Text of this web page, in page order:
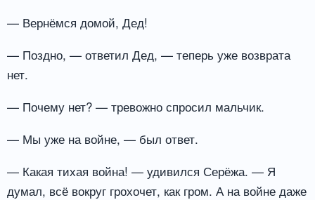
— Вернёмся домой, Дед!
— Поздно, — ответил Дед, — теперь уже возврата
нет.
— Почему нет? — тревожно спросил мальчик.
— Мы уже на войне, — был ответ.
— Какая тихая война! — удивился Серёжа. — Я
думал, всё вокруг грохочет, как гром. А на войне даже